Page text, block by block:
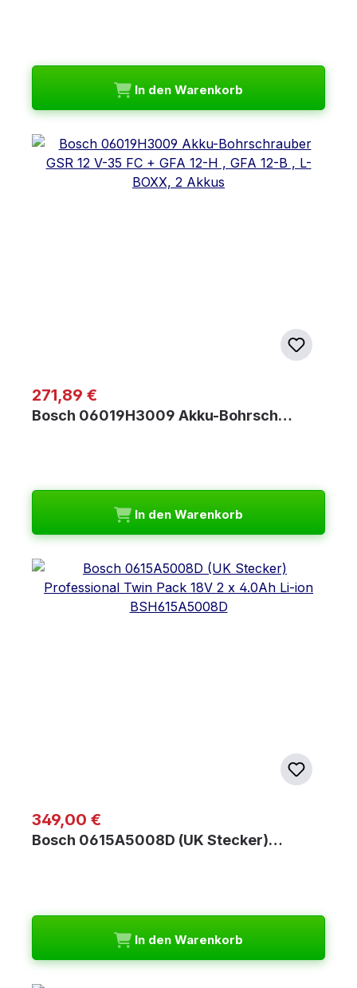
In den Warenkorb
Regulärer Preis:
271,89 €
Bosch 06019H3009 Akku-Bohrsch…
In den Warenkorb
Regulärer Preis:
349,00 €
Bosch 0615A5008D (UK Stecker)…
In den Warenkorb